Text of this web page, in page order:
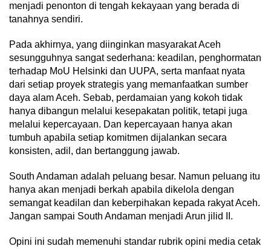
menjadi penonton di tengah kekayaan yang berada di
tanahnya sendiri.
Pada akhirnya, yang diinginkan masyarakat Aceh
sesungguhnya sangat sederhana: keadilan, penghormatan
terhadap MoU Helsinki dan UUPA, serta manfaat nyata
dari setiap proyek strategis yang memanfaatkan sumber
daya alam Aceh. Sebab, perdamaian yang kokoh tidak
hanya dibangun melalui kesepakatan politik, tetapi juga
melalui kepercayaan. Dan kepercayaan hanya akan
tumbuh apabila setiap komitmen dijalankan secara
konsisten, adil, dan bertanggung jawab.
South Andaman adalah peluang besar. Namun peluang itu
hanya akan menjadi berkah apabila dikelola dengan
semangat keadilan dan keberpihakan kepada rakyat Aceh.
Jangan sampai South Andaman menjadi Arun jilid II.
Opini ini sudah memenuhi standar rubrik opini media cetak